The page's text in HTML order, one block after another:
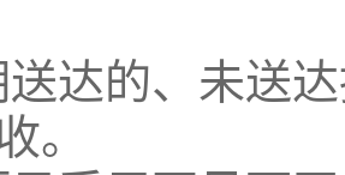
送达的、未送
。